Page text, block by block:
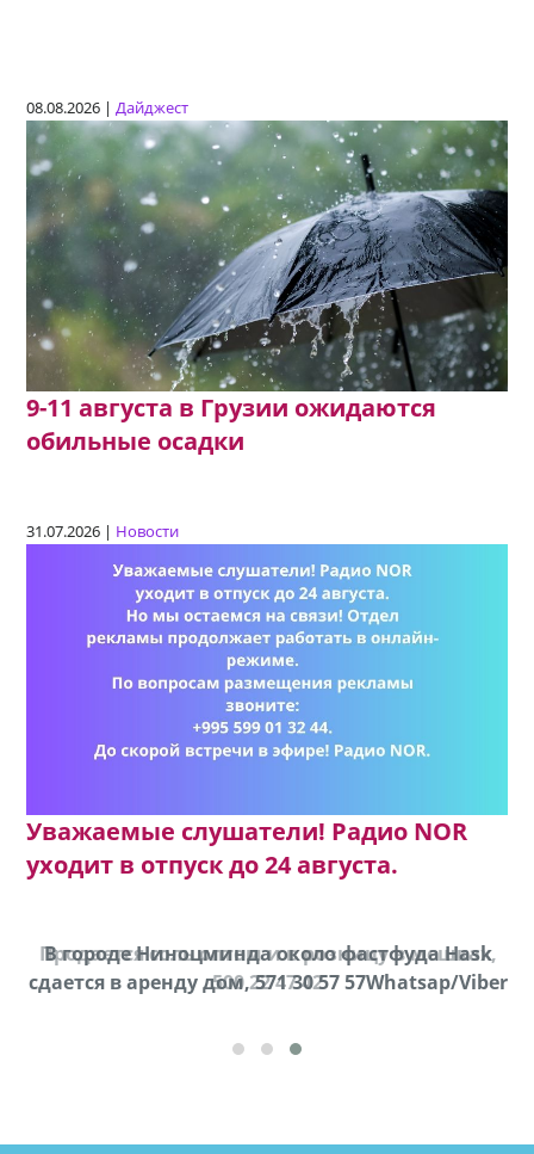
08.08.2026 |Дайджест
9-11 августа в Грузии ожидаются
обильные осадки
31.07.2026 | Новости
Уважаемые слушатели! Радио NOR
уходит в отпуск до 24 августа.
Продается соль оптом и в розницу в мешках,
500 22 47 42
В городе Ниноцминда около фастфуда Hask
cдается в аренду дом, 571 30 57 57Whatsap/Viber